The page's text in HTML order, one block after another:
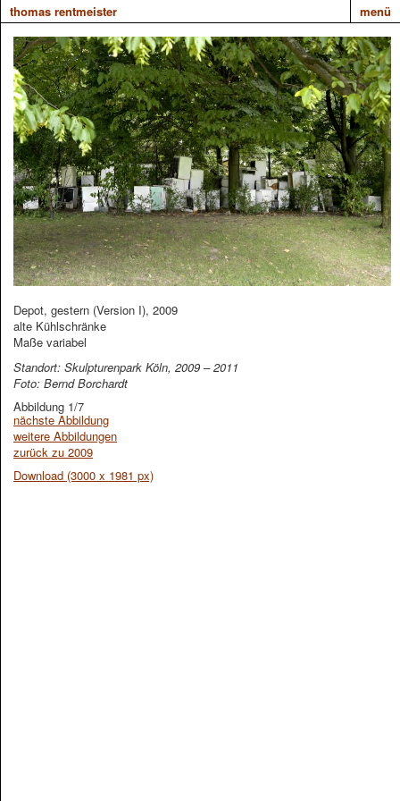
thomas rentmeister menü
Depot, gestern (Version I), 2009
alte Kühlschränke
Maße variabel
Standort: Skulpturenpark Köln, 2009 – 2011
Foto: Bernd Borchardt
Abbildung 1/7
nächste Abbildung
weitere Abbildungen
zurück zu 2009
Download (3000 x 1981 px)